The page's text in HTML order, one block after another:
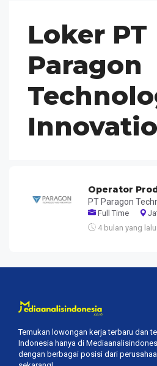
Loker PT
Paragon
Operator
PT Paragon
Full Time
4 bulan yang lalu
Temukan lowongan kerja terbaru dan
Indonesia hanya di
dengan berbagai posisi dari